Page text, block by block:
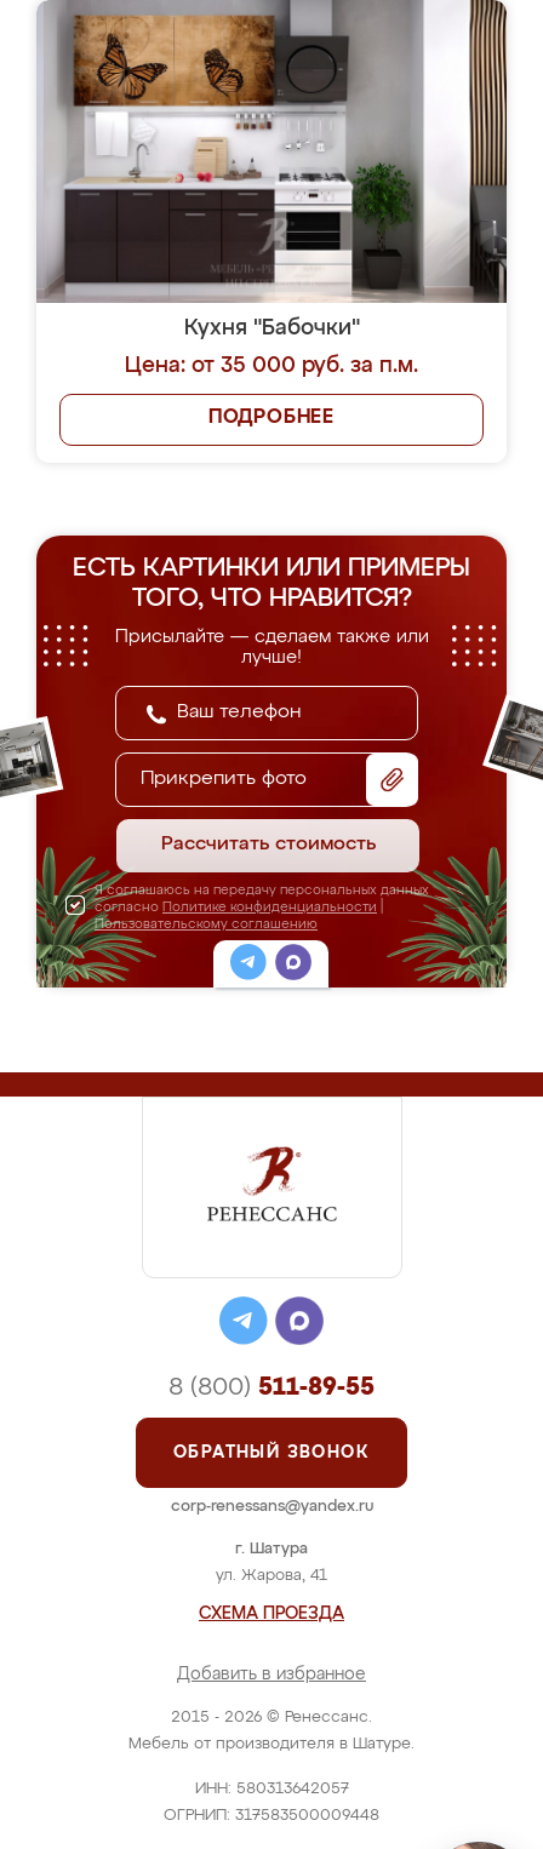
Кухня "Бабочки"
Цена: от 35 000 руб. за п.м.
ПОДРОБНЕЕ
ЕСТЬ КАРТИНКИ ИЛИ ПРИМЕРЫ
ТОГО, ЧТО НРАВИТСЯ?
Присылайте — сделаем также или
лучше!
Прикрепить фото
Рассчитать стоимость
Я соглашаюсь на передачу персональных данных
согласно Политике конфиденциальности
Пользовательскому соглашению
2015 - 2026 © Ренессанс.
Мебель от производителя в Шатуре.
ИНН: 580313642057
ОГРНИП: 317583500009448
г. Шатура
ул. Жарова, 41
СХЕМА ПРОЕЗДА
Добавить в избранное
8 (800) 511-89-55
ОБРАТНЫЙ ЗВОНОК
corp-renessans@yandex.ru